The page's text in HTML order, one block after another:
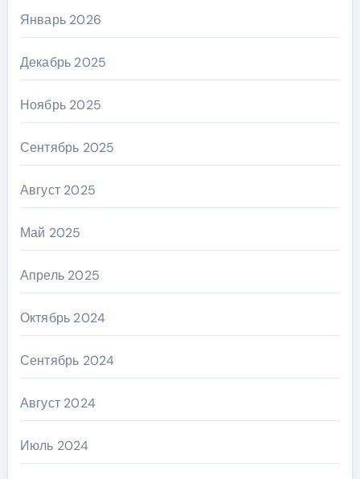
Январь 2026
Декабрь 2025
Ноябрь 2025
Сентябрь 2025
Август 2025
Май 2025
Апрель 2025
Октябрь 2024
Сентябрь 2024
Август 2024
Июль 2024